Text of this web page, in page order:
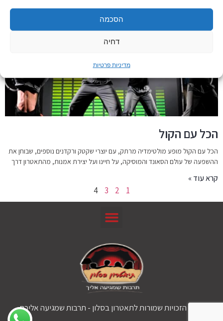
הסכמה
דחיה
מדיניות פרטיות
הכל עם הקול
הכל עם הקול מופע מולטימדיה מרתק, עם יוצרי שקטק ורקדנים נוספים, שבוחן את
ההשפעה של עולם הסאונד והמוסיקה, על חיינו ועל יצירת אמנות, מהתאטרון דרך
קרא עוד »
1
2
3
4
© כל הזכויות שמורות לתאטרון בסלון - תרבות שמגיעה אליכם